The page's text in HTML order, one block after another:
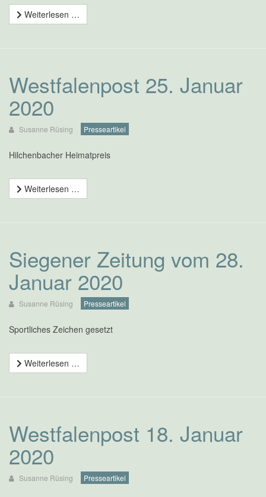
Weiterlesen …
Westfalenpost 25. Januar
2020
Susanne Rüsing Presseartikel
Hilchenbacher Heimatpreis
Weiterlesen …
Siegener Zeitung vom 28.
Januar 2020
Susanne Rüsing Presseartikel
Sportliches Zeichen gesetzt
Weiterlesen …
Westfalenpost 18. Januar
2020
Susanne Rüsing Presseartikel